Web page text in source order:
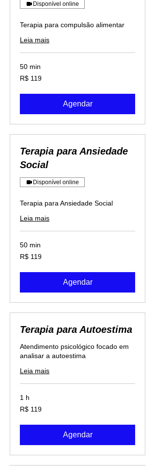
Disponível online
Terapia para compulsão alimentar
Leia mais
50 min
119
Reais
R$ 119
Agendar
Terapia para Ansiedade
Social
Disponível online
Terapia para Ansiedade Social
Leia mais
50 min
119
Reais
R$ 119
Agendar
Terapia para Autoestima
Atendimento psicológico focado em
analisar a autoestima
Leia mais
1 h
119
Reais
R$ 119
Agendar